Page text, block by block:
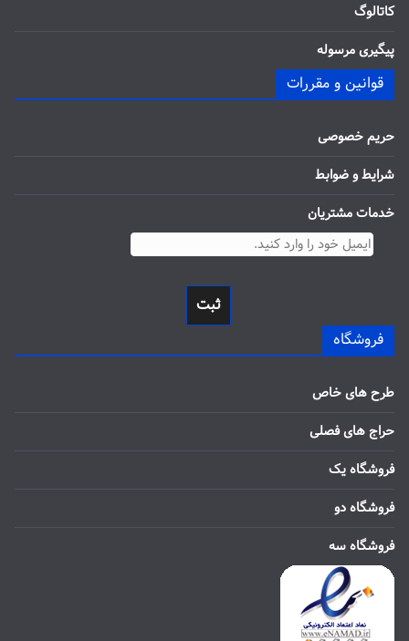
کاتالوگ
پیگیری مرسوله
قوانین و مقررات
حریم خصوصی
شرایط و ضوابط
خدمات مشتریان
ثبت
فروشگاه
طرح های خاص
حراج های فصلی
فروشگاه یک
فروشگاه دو
فروشگاه سه